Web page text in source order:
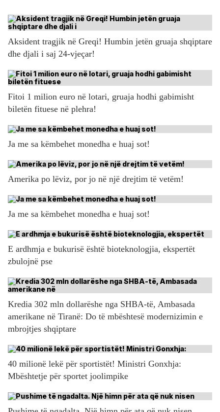
Aksident tragjik në Greqi! Humbin jetën gruaja shqiptare
dhe djali i saj 24-vjeçar!
Fitoi 1 milion euro në lotari, gruaja hodhi gabimisht
biletën fituese në plehra!
Ja me sa këmbehet monedha e huaj sot!
Amerika po lëviz, por jo në një drejtim të vetëm!
Ja me sa këmbehet monedha e huaj sot!
E ardhmja e bukurisë është bioteknologjia, ekspertët
zbulojnë pse
Kredia 302 mln dollarëshe nga SHBA-të, Ambasada
amerikane në Tiranë: Do të mbështesë modernizimin e
mbrojtjes shqiptare
40 milionë lekë për sportistët! Ministri Gonxhja:
Mbështetje për sportet joolimpike